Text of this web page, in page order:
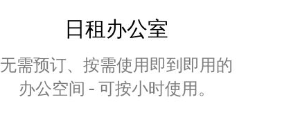
日租办公室
无需预订、按需使用即到即用的
办公空间 - 可按小时使用。